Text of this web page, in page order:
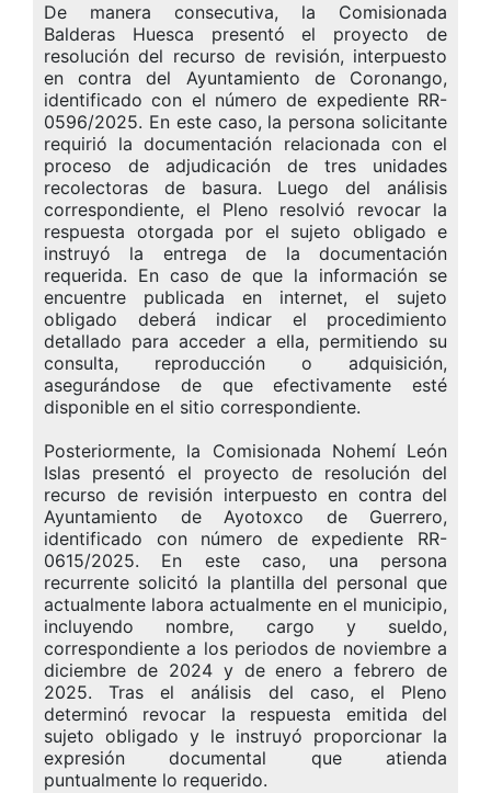
De manera consecutiva, la Comisionada
Balderas Huesca presentó el proyecto de
resolución del recurso de revisión, interpuesto
en contra del Ayuntamiento de Coronango,
identificado con el número de expediente RR-
0596/2025. En este caso, la persona solicitante
requirió la documentación relacionada con el
proceso de adjudicación de tres unidades
recolectoras de basura. Luego del análisis
correspondiente, el Pleno resolvió revocar la
respuesta otorgada por el sujeto obligado e
instruyó la entrega de la documentación
requerida. En caso de que la información se
encuentre publicada en internet, el sujeto
obligado deberá indicar el procedimiento
detallado para acceder a ella, permitiendo su
consulta, reproducción o adquisición,
asegurándose de que efectivamente esté
disponible en el sitio correspondiente.
Posteriormente, la Comisionada Nohemí León
Islas presentó el proyecto de resolución del
recurso de revisión interpuesto en contra del
Ayuntamiento de Ayotoxco de Guerrero,
identificado con número de expediente RR-
0615/2025. En este caso, una persona
recurrente solicitó la plantilla del personal que
actualmente labora actualmente en el municipio,
incluyendo nombre, cargo y sueldo,
correspondiente a los periodos de noviembre a
diciembre de 2024 y de enero a febrero de
2025. Tras el análisis del caso, el Pleno
determinó revocar la respuesta emitida del
sujeto obligado y le instruyó proporcionar la
expresión documental que atienda
puntualmente lo requerido.